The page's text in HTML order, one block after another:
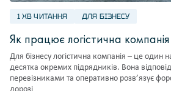
1 ХВ ЧИТАННЯ ДЛЯ БІЗНЕСУ
Як працює логістична компанія
Для бізнесу логістична компанія – це один
десятка окремих підрядників. Вона
перевізниками та оперативно розв’язує